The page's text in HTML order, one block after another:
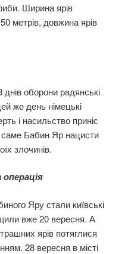
Ширина ярів
метрів, довжина ярів
оборони радянські
же день німецькі
і насильство приніс
саме Бабин Яр нацисти
злочинів.
Яру стали київські
вже 20 вересня. А
ярів потяглися
28 вересня в місті